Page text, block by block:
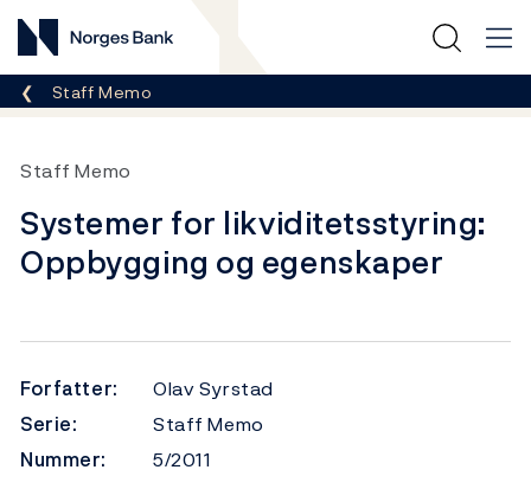
Norges Bank
Her er du nå:
Staff Memo
Staff Memo
Systemer for likviditetsstyring:
Oppbygging og egenskaper
Forfatter:
Olav Syrstad
Serie:
Staff Memo
Nummer:
5/2011